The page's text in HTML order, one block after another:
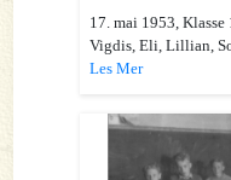
17. mai 1953, Klasse
Vigdis, Eli, Lillian,
Les Mer